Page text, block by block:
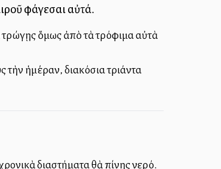
φάγεσαι αὐτά.
τρώγῃς ὅμως ἀπὸ τὰ τρόφιμα αὐτὰ
τὴν ἡμέραν, διακόσια τριάντα
διαστήματα θὰ πίνῃς νερό.